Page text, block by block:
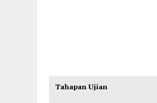
Tahapan Ujian